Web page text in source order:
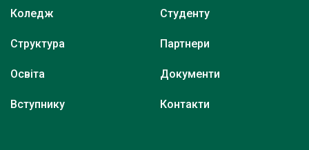
Коледж
Структура
Освіта
Вступнику
Студенту
Партнери
Документи
Контакти